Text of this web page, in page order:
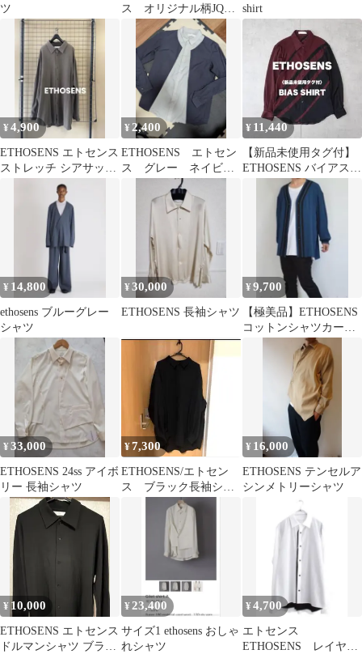
ツ
ス オリジナル柄JQシ
ャツ
shirt
¥4,900
ETHOSENS エトセンス
ストレッチ シアサッカ
ー オーバーサイズ シャ
¥ 2,400
ETHOSENS エトセン
ス グレー ネイビ
ー 切り替え 長袖
シャツ
¥ 11,440
【新品未使用タグ付】
ETHOSENS バイアスデ
ザインシャツ 2
¥ 14,800
ethosens ブルーグレー
シャツ
¥30,000
ETHOSENS 長袖シャツ
¥9,700
【極美品】ETHOSENS
コットンシャツカーデ
ィガン サイズ1
¥33,000
ETHOSENS 24ss アイボ
リー 長袖シャツ
¥7,300
ETHOSENS/エトセン
ス ブラック長袖シャ
¥ 16,000
ETHOSENS テンセルア
シンメトリーシャツ
¥ 10,000
ETHOSENS エトセンス
ドルマンシャツ ブラッ
¥23,400
サイズ1 ethosens おしゃ
れシャツ
¥4,700
エトセンス
ETHOSENS レイヤー